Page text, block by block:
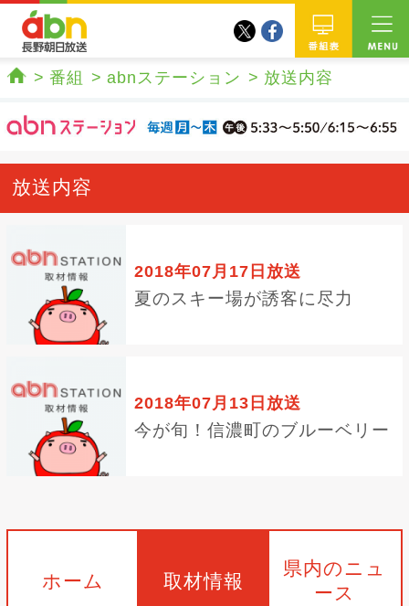
twitterfacebook
番組 abnステーション 放送内容
放送内容
2018年07月17日放送
夏のスキー場が誘客に尽力
2018年07月13日放送
今が旬！信濃町のブルーベリー
ホーム 取材情報
県内のニュ
ース